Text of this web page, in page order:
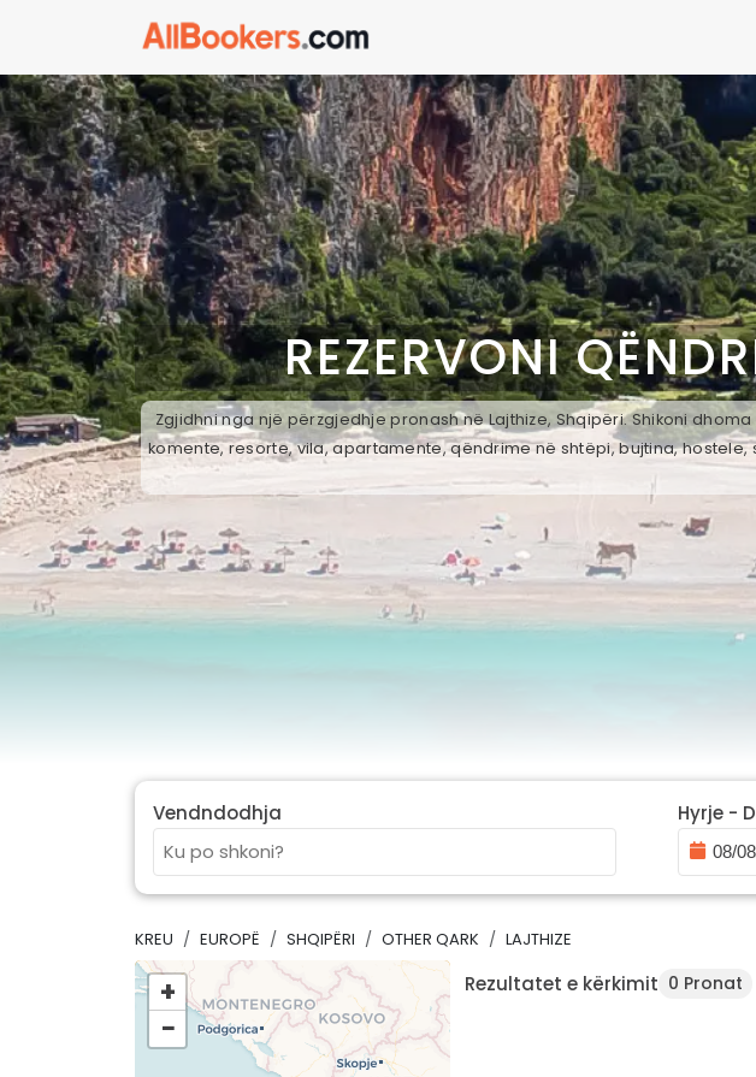
REZERVONI
Zgjidhni nga një përzgjedhje pronash në Lajthize, Shqipëri. Shikoni
komente, resorte, vila, apartamente, qëndrime në shtëpi, bujtina,
Vendndodhja Hyrje -
KREU EUROPË SHQIPËRI OTHER QARK LAJTHIZE
+
−
Rezultatet e kërkimit 0 Pronat